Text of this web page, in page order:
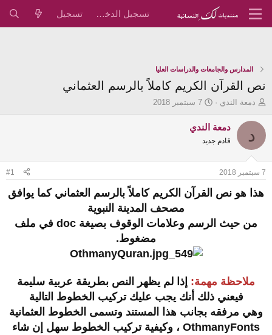
تسجيل الدخول تسجيل
المدارس والجامعات والدراسات العليا
نص القرآن الكريم كاملاً بالرسم العثماني
ب
د
ئ
و
ض
و
دمعة الندي
ت
ر
خ
ب
د
ء
7 سبتمبر 2018
د دمعة الندي
قادم جديد
7 سبتمبر 2018 #1
هذا هو نص القرآن الكريم كاملاً بالرسم العثماني كما يوافق
مصحف المدينة النبوية
من حيث الرسم وعلامات الوقوف بصيغة doc في ملف
مضغوط.
ملاحظة مهمة: إذا لم يظهر النص بطريقة عربية سليمة
فيعني ذلك أنك يجب عليك تركيب الخطوط التالية
وهي مرفقه بجانب هذا المستند وتسمى الخطوط العثمانية
OthmanyFonts ، وكيفية تركيب الخطوط سهل إن شاء